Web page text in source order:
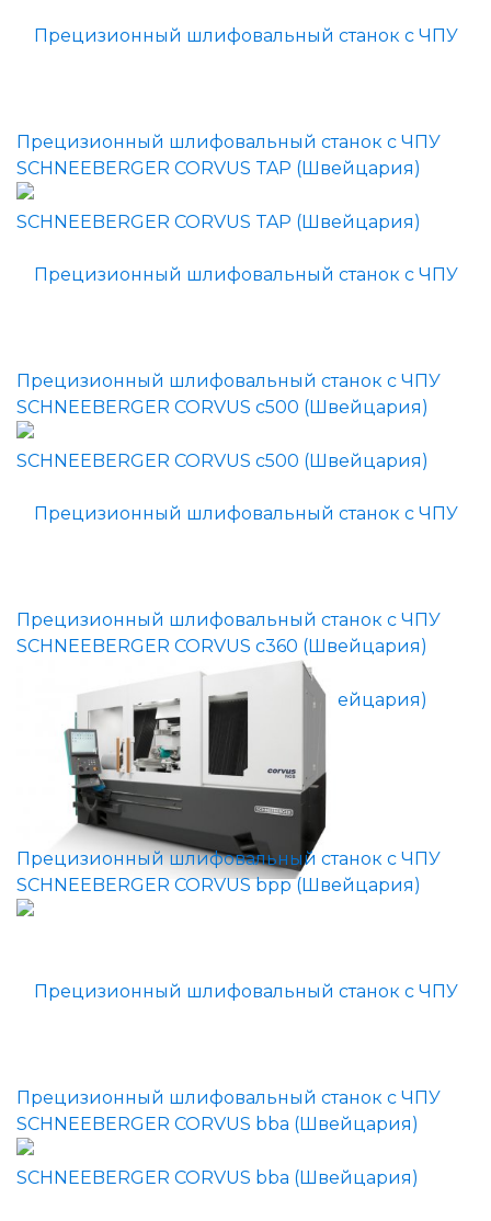
Прецизионный шлифовальный станок с ЧПУ
SCHNEEBERGER CORVUS TAP (Швейцария)
Прецизионный шлифовальный станок с ЧПУ
SCHNEEBERGER CORVUS c500 (Швейцария)
Прецизионный шлифовальный станок с ЧПУ
SCHNEEBERGER CORVUS c360 (Швейцария)
Прецизионный шлифовальный станок с ЧПУ
SCHNEEBERGER CORVUS bpp (Швейцария)
Прецизионный шлифовальный станок с ЧПУ
SCHNEEBERGER CORVUS bba (Швейцария)